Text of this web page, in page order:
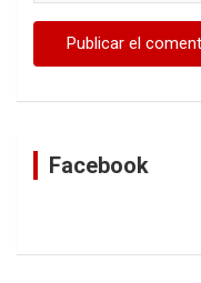
Facebook